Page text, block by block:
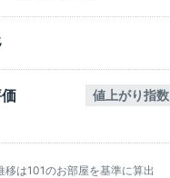
値上がり指数
移は101のお部屋を基準に算出